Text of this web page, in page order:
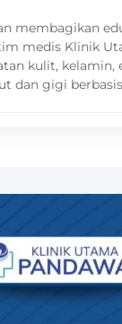
membagikan
medis Klinik
kulit, kelamin,
dan gigi